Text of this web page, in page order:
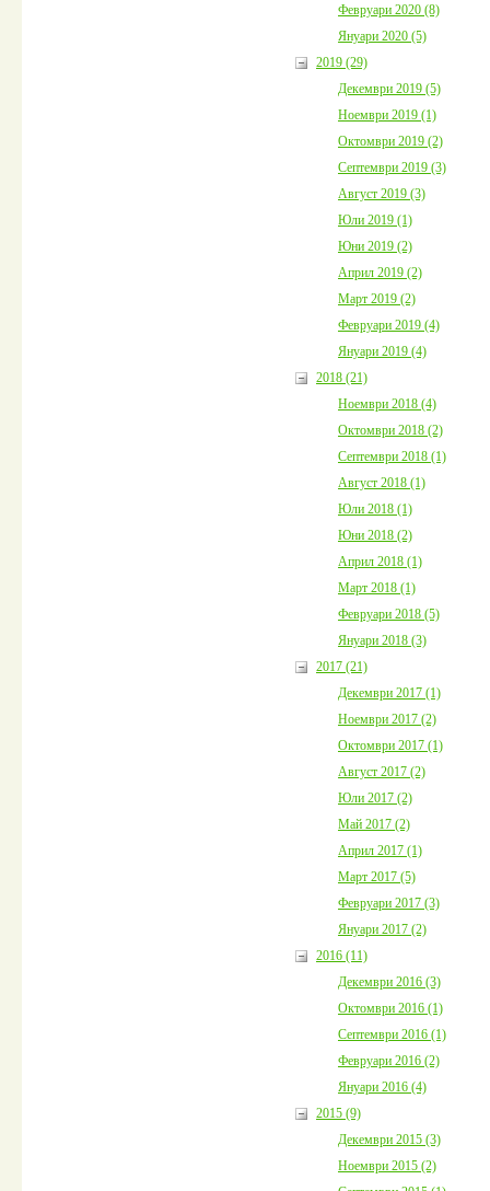
Февруари 2020 (8)
Януари 2020 (5)
2019 (29)
Декември 2019 (5)
Ноември 2019 (1)
Октомври 2019 (2)
Септември 2019 (3)
Август 2019 (3)
Юли 2019 (1)
Юни 2019 (2)
Април 2019 (2)
Март 2019 (2)
Февруари 2019 (4)
Януари 2019 (4)
2018 (21)
Ноември 2018 (4)
Октомври 2018 (2)
Септември 2018 (1)
Август 2018 (1)
Юли 2018 (1)
Юни 2018 (2)
Април 2018 (1)
Март 2018 (1)
Февруари 2018 (5)
Януари 2018 (3)
2017 (21)
Декември 2017 (1)
Ноември 2017 (2)
Октомври 2017 (1)
Август 2017 (2)
Юли 2017 (2)
Май 2017 (2)
Април 2017 (1)
Март 2017 (5)
Февруари 2017 (3)
Януари 2017 (2)
2016 (11)
Декември 2016 (3)
Октомври 2016 (1)
Септември 2016 (1)
Февруари 2016 (2)
Януари 2016 (4)
2015 (9)
Декември 2015 (3)
Ноември 2015 (2)